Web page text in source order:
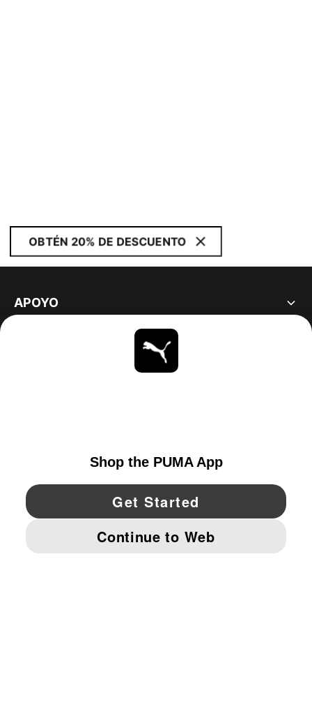
OBTÉN 20% DE DESCUENTO
APOYO
YouTube Twitter Pinterest
IMPRINT AND LEGAL DATA